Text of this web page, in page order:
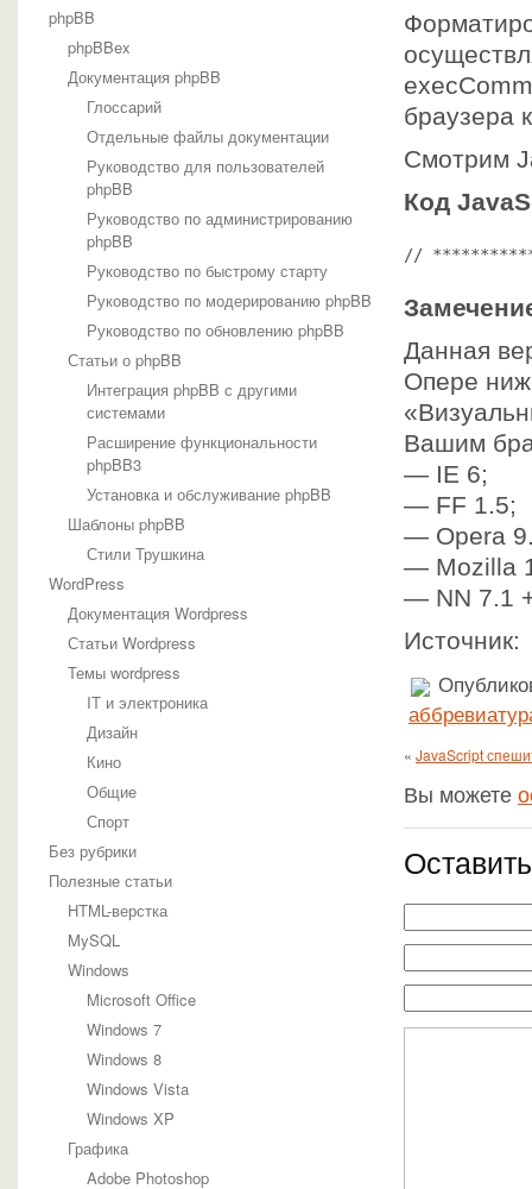
phpBB
phpBBex
Документация phpBB
Глоссарий
Отдельные файлы документации
Руководство для пользователей
phpBB
Руководство по администрированию
phpBB
Руководство по быстрому старту
Руководство по модерированию phpBB
Руководство по обновлению phpBB
Статьи о phpBB
Интеграция phpBB с другими
системами
Расширение функциональности
phpBB3
Установка и обслуживание phpBB
Шаблоны phpBB
Стили Трушкина
WordPress
Документация Wordpress
Статьи Wordpress
Темы wordpress
IT и электроника
Дизайн
Кино
Общие
Спорт
Без рубрики
Полезные статьи
HTML-верстка
MySQL
Windows
Microsoft Office
Windows 7
Windows 8
Windows Vista
Windows XP
Графика
Adobe Photoshop
браузера
Смотрим
Код
//
Данная
Опере
Вашим
— IE 6;
— FF 1.5;
— Opera
— Mozilla
— NN 7.1
« JavaScript
Вы можете